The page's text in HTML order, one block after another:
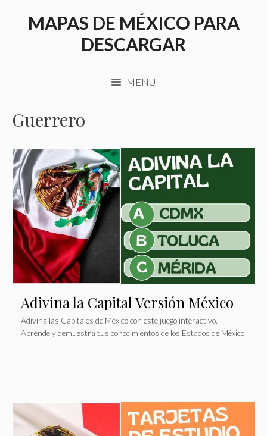
MAPAS DE MÉXICO PARA
DESCARGAR
MENU
Guerrero
Adivina la Capital Versión México
Adivina las Capitales de México con este juego interactivo.
Aprende y demuestra tus conocimientos de los Estados de México